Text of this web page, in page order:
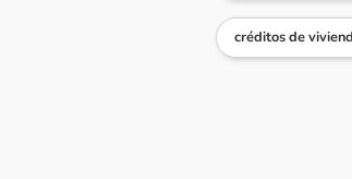
créditos de